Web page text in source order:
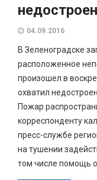
04.09.2016
В Зеленоградске
расположенное
произошел в
охватил
Пожар
корреспонденту
пресс-службе
на тушении
том числе помощь